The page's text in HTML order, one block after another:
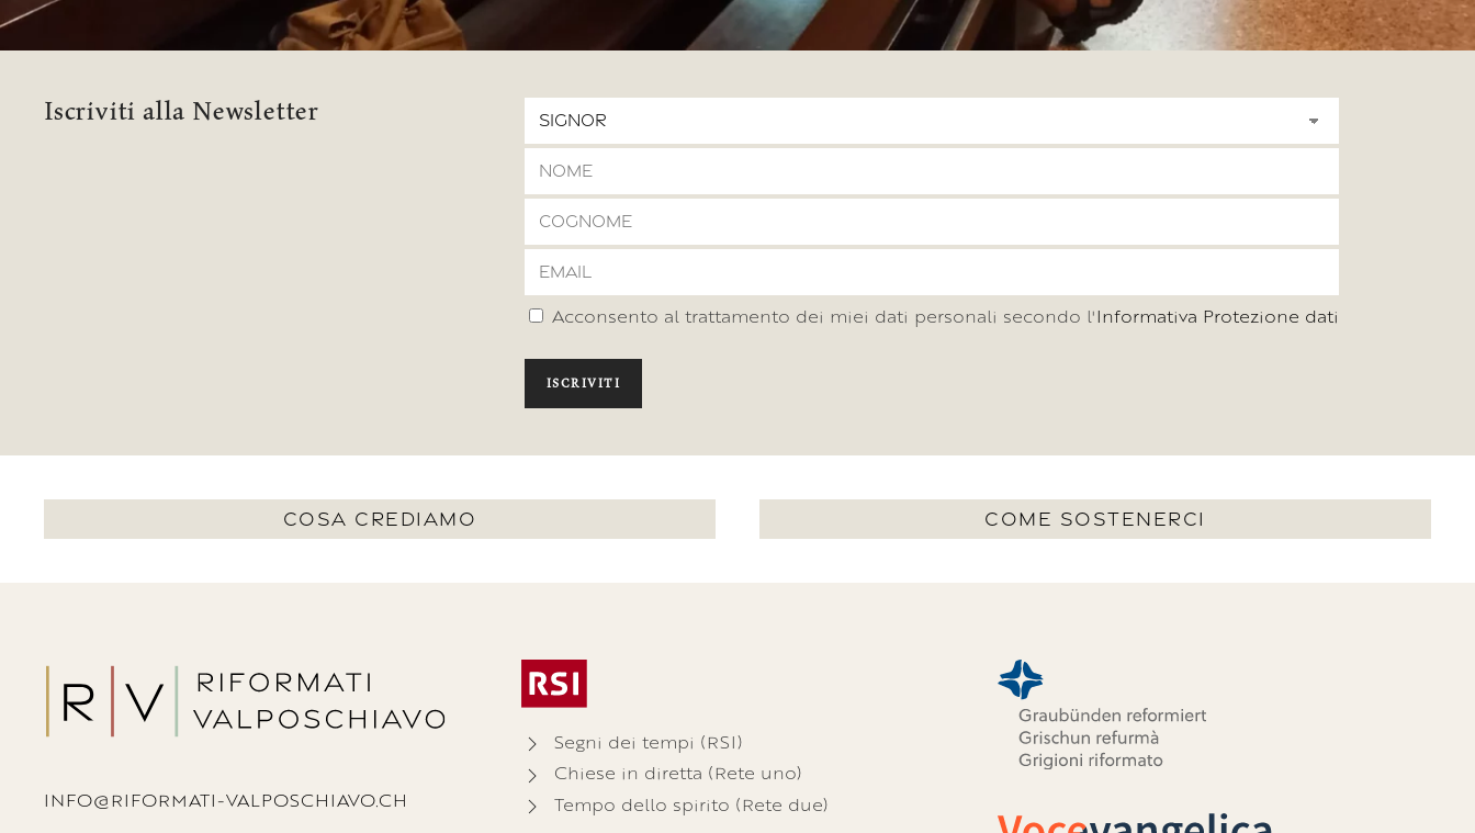
Iscriviti alla Newsletter
Acconsento al trattamento dei miei dati personali secondo l'Informativa Protezione dati
ISCRIVITI
COSA CREDIAMO COME SOSTENERCI
INFO@RIFORMATI-VALPOSCHIAVO.CH
Segni dei tempi (RSI)
Chiese in diretta (Rete uno)
Tempo dello spirito (Rete due)